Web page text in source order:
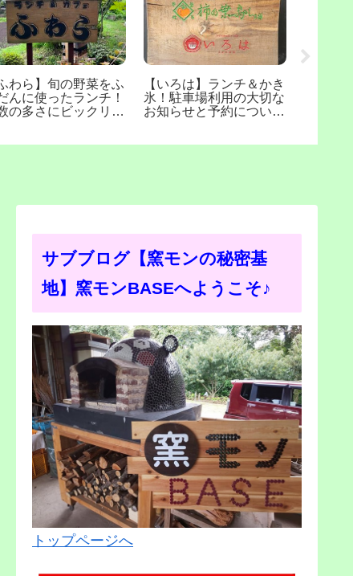
ふわら】旬の野菜をふ
んに使ったランチ！
の多さにビックリ！
【いろは】ランチ＆かき
氷！駐車場利用の大切な
お知らせと予約について
サブブログ【窯モンの秘密基
地】窯モンBASEへようこそ♪
トップページへ